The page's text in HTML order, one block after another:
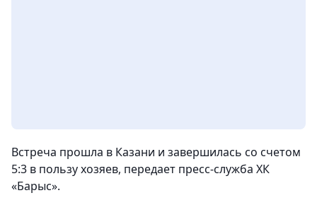
Встреча прошла в Казани и завершилась со счетом
5:3 в пользу хозяев, передает пресс-служба ХК
«Барыс».